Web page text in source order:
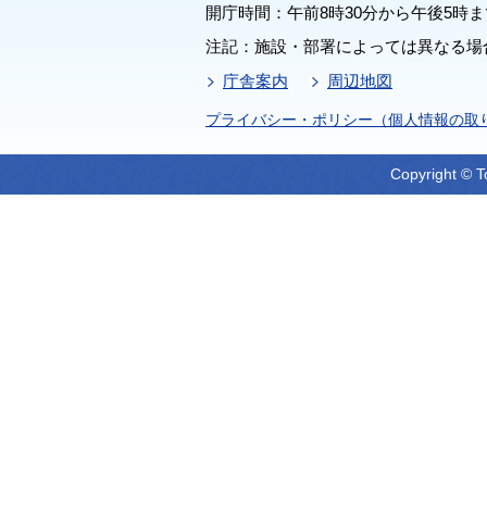
開庁時間：午前8時30分から午後5時
注記：施設・部署によっては異なる
庁舎案内
周辺地図
プライバシー・ポリシー（個人情報の取
Copyright ©